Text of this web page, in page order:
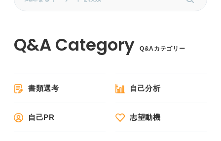
Q&Aカテゴリー
書類選考 自己分析
自己PR 志望動機